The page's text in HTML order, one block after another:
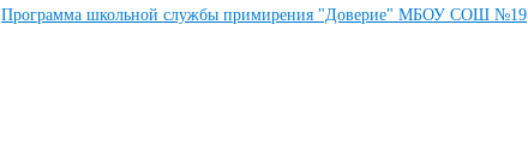
Программа школьной службы примирения "Доверие" МБОУ СОШ №19